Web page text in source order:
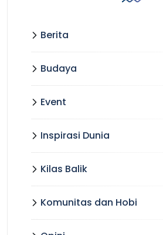
Berita
Budaya
Event
Inspirasi Dunia
Kilas Balik
Komunitas dan Hobi